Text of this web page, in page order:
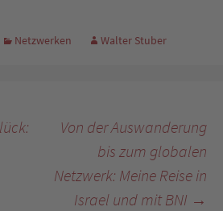
Netzwerken Walter Stuber
Von der Auswanderung
bis zum globalen
Netzwerk: Meine Reise in
Israel und mit BNI →